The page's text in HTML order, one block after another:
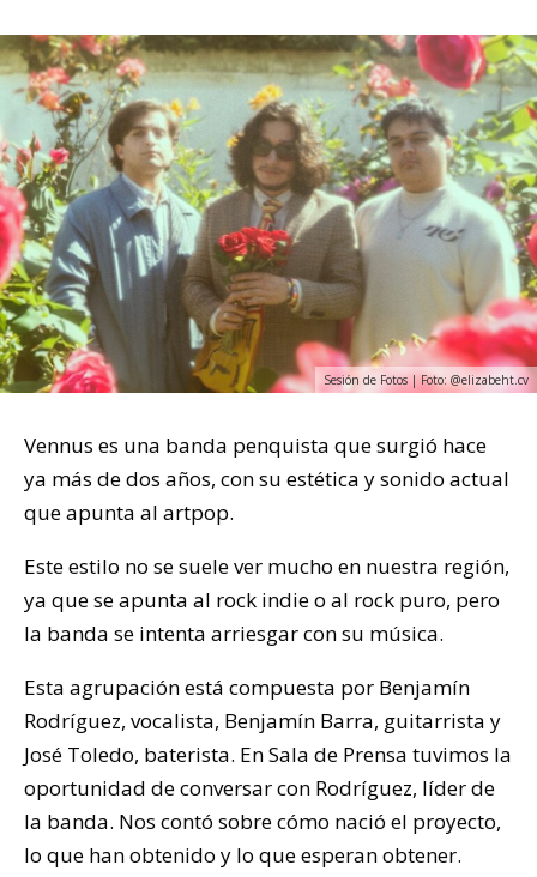
Sesión de Fotos | Foto: @elizabeht.cv
Vennus es una banda penquista que surgió hace
ya más de dos años, con su estética y sonido actual
que apunta al artpop.
Este estilo no se suele ver mucho en nuestra región,
ya que se apunta al rock indie o al rock puro, pero
la banda se intenta arriesgar con su música.
Esta agrupación está compuesta por Benjamín
Rodríguez, vocalista, Benjamín Barra, guitarrista y
José Toledo, baterista. En Sala de Prensa tuvimos la
oportunidad de conversar con Rodríguez, líder de
la banda. Nos contó sobre cómo nació el proyecto,
lo que han obtenido y lo que esperan obtener.